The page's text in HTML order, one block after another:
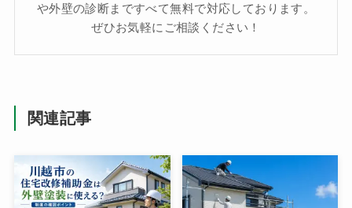
や外壁の診断まですべて無料で対応しております。
ぜひお気軽にご相談ください！
関連記事